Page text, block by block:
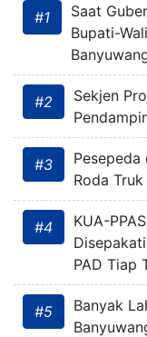
#1
Saat
Bupati-
#2
Sekjen
#3
Pesepeda
Roda
#4
KUA-
PAD Tiap
#5
Banyak